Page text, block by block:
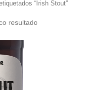
“Irish Stout”
resultado